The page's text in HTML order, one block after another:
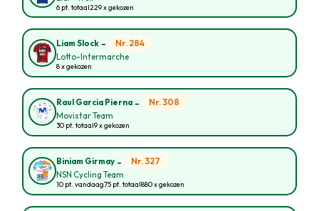
6 pt. totaal229 x gekozen
Liam Slock - Nr. 284
Lotto-Intermarche
8 x gekozen
Raul Garcia Pierna - Nr. 308
Movistar Team
30 pt. totaal9 x gekozen
Biniam Girmay - Nr. 327
NSN Cycling Team
10 pt. vandaag75 pt. totaal880 x gekozen